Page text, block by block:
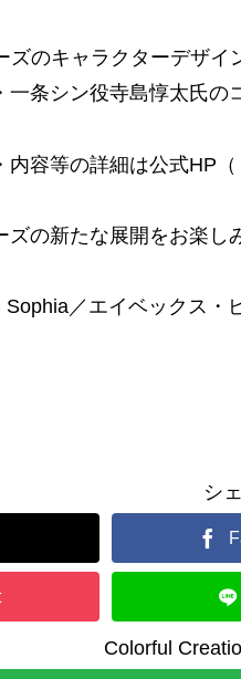
ズのキャラクターデザ
条シン役寺島惇太氏の
内容等の詳細は公式HP
の新たな展開をお楽し
／エイベックス・
シ
Colorful